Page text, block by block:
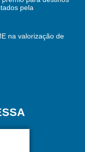
pela
na valorização de